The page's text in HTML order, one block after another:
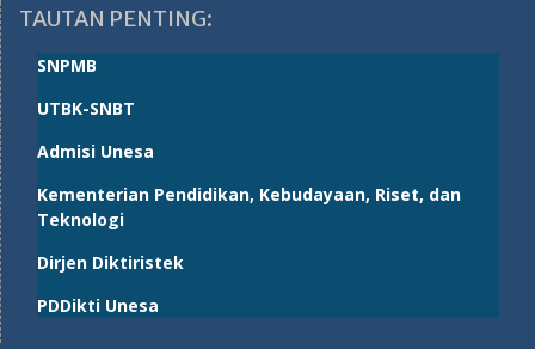
TAUTAN PENTING:
SNPMB
UTBK-SNBT
Admisi Unesa
Kementerian Pendidikan, Kebudayaan, Riset, dan
Teknologi
Dirjen Diktiristek
PDDikti Unesa